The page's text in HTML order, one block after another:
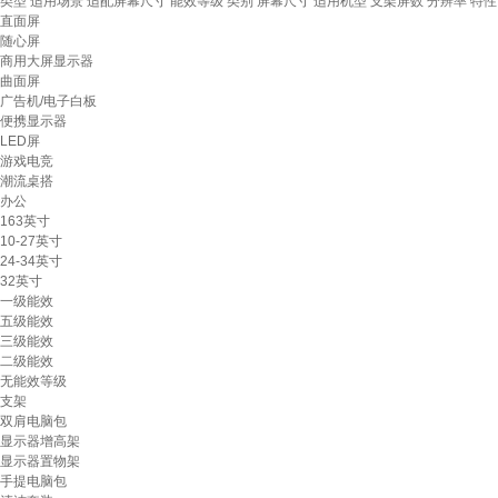
直面屏
随心屏
商用大屏显示器
曲面屏
广告机/电子白板
便携显示器
LED屏
游戏电竞
潮流桌搭
办公
163英寸
10-27英寸
24-34英寸
32英寸
一级能效
五级能效
三级能效
二级能效
无能效等级
支架
双肩电脑包
显示器增高架
显示器置物架
手提电脑包